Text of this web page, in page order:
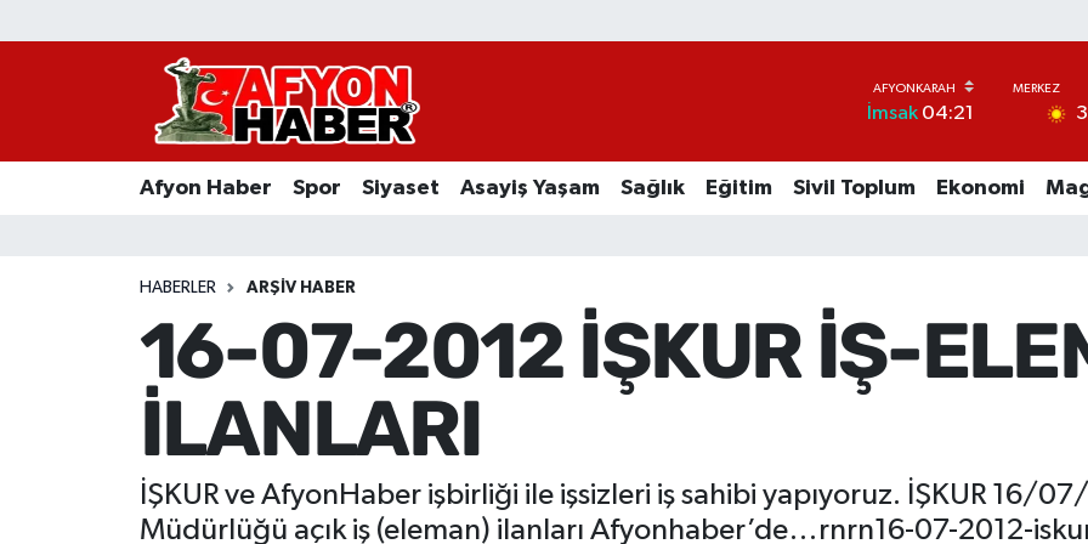
İmsak04:21
Afyon Haber Spor Siyaset Asayiş Yaşam Sağlık Eğitim Sivil Toplum Ekonomi
HABERLER ARŞIV HABER
16-07-2012 İŞKUR İŞ-
İLANLARI
İŞKUR ve AfyonHaber işbirliği ile işsizleri iş sahibi yapıyoruz. İŞKUR 16/
Müdürlüğü açık iş (eleman) ilanları Afyonhaber’de…rnrn16-07-2012-
Afyon Haber
Asayiş Yaşam
Ekonomi